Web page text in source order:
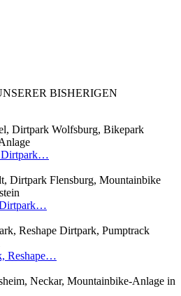
BISHERIGEN
Dirtpark…
Dirtpark…
Reshape…